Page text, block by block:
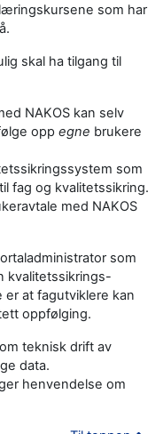
som har
skal ha tilgang til
NAKOS kan selv
opp egne brukere
som
fag og kvalitetssikring.
med NAKOS
som
kvalitetssikrings-
at fagutviklere kan
oppfølging.
teknisk drift av
data.
henvendelse om